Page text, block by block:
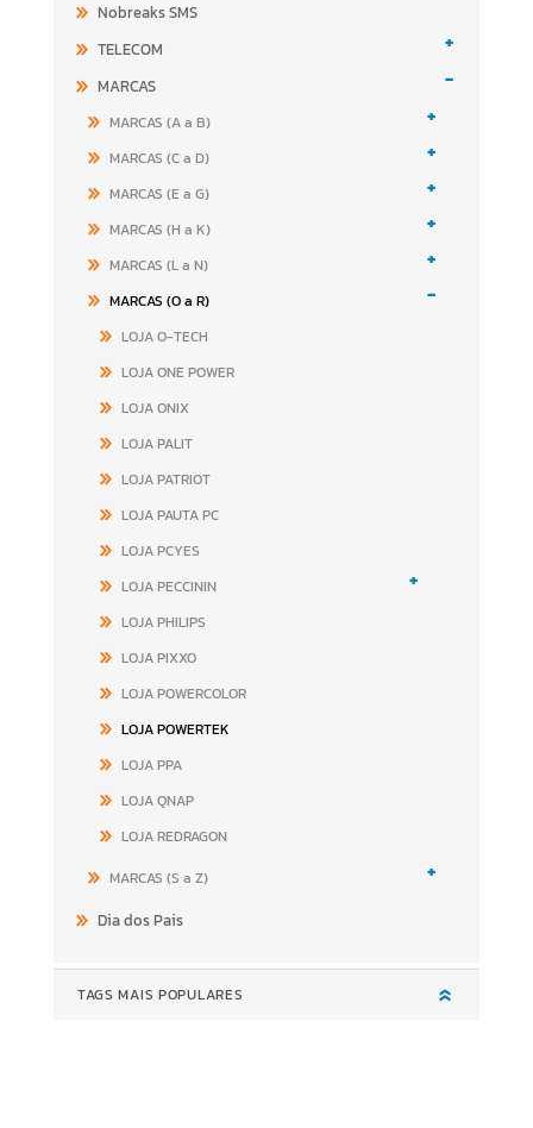
Nobreaks SMS
TELECOM
+
MARCAS -
MARCAS (A a B) +
MARCAS (C a D) +
MARCAS (E a G) +
MARCAS (H a K) +
MARCAS (L a N) +
MARCAS (O a R) -
LOJA O-TECH
LOJA ONE POWER
LOJA ONIX
LOJA PALIT
LOJA PATRIOT
LOJA PAUTA PC
LOJA PCYES
LOJA PECCININ
+
LOJA PHILIPS
LOJA PIXXO
LOJA POWERCOLOR
LOJA POWERTEK
LOJA PPA
LOJA QNAP
LOJA REDRAGON
MARCAS (S a Z)
+
Dia dos Pais
TAGS MAIS POPULARES